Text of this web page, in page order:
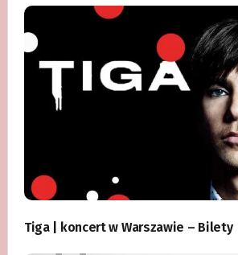
Tiga | koncert w Warszawie – Bilety